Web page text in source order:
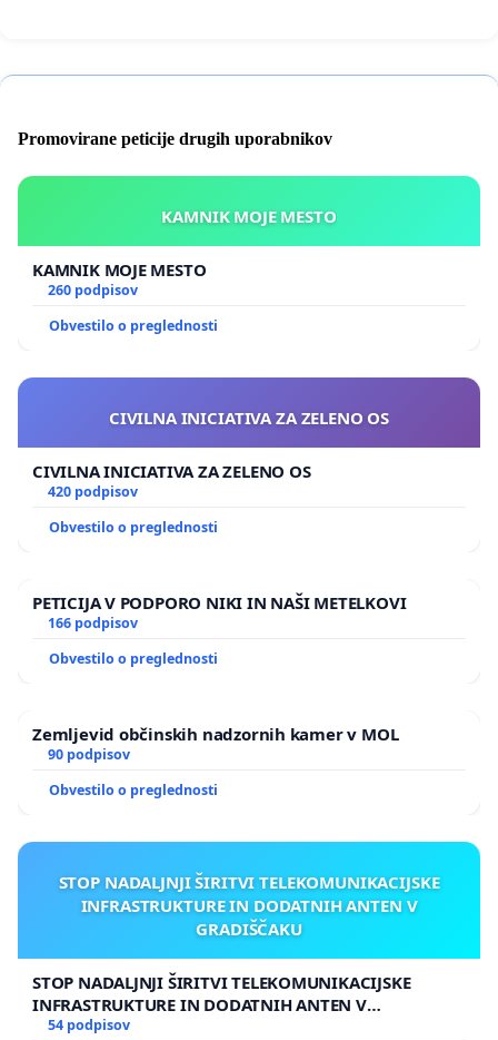
Promovirane peticije drugih uporabnikov
KAMNIK MOJE MESTO
KAMNIK MOJE MESTO
260 podpisov
Obvestilo o preglednosti
CIVILNA INICIATIVA ZA ZELENO OS
CIVILNA INICIATIVA ZA ZELENO OS
420 podpisov
Obvestilo o preglednosti
PETICIJA V PODPORO NIKI IN NAŠI METELKOVI
166 podpisov
Obvestilo o preglednosti
Zemljevid občinskih nadzornih kamer v MOL
90 podpisov
Obvestilo o preglednosti
STOP NADALJNJI ŠIRITVI TELEKOMUNIKACIJSKE
INFRASTRUKTURE IN DODATNIH ANTEN V
GRADIŠČAKU
STOP NADALJNJI ŠIRITVI TELEKOMUNIKACIJSKE
INFRASTRUKTURE IN DODATNIH ANTEN V
GRADIŠČAKU
54 podpisov